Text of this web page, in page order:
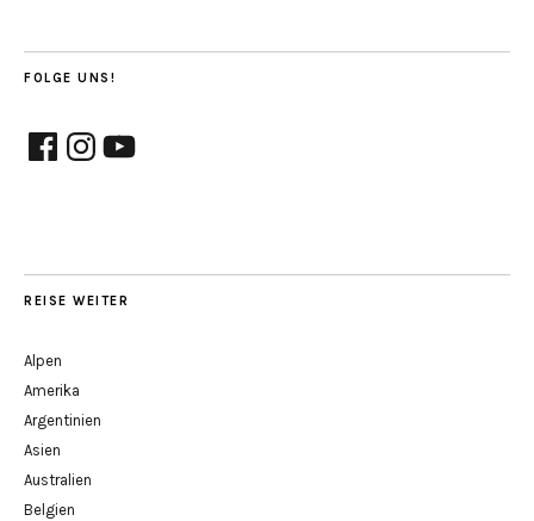
FOLGE UNS!
FacebookInstagram
YouTube
REISE WEITER
Alpen
Amerika
Argentinien
Asien
Australien
Belgien